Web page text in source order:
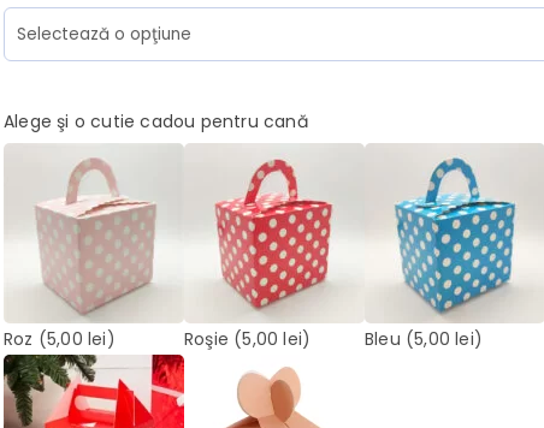
Alege şi o cutie cadou pentru cană
Roz (5,00 lei) Roşie (5,00 lei) Bleu (5,00 lei)